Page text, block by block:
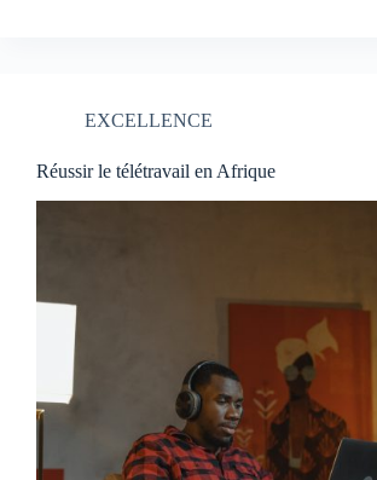
EXCELLENCE
Réussir le télétravail en Afrique